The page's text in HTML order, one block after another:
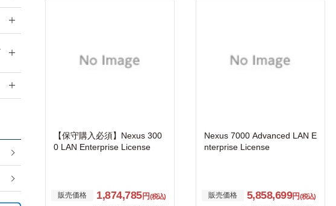
【保守購入必須】Nexus 300
0 LAN Enterprise License
販売価格 1,874,785円(税込)
Nexus 7000 Advanced LAN E
nterprise License
販売価格 5,858,699円(税込)